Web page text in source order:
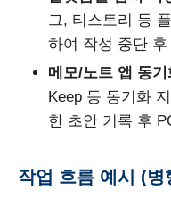
그, 티스토리 등
하여 작성 중단
메모/노트 앱 동기
Keep 등 동기화
한 초안 기록 후
작업 흐름 예시 (병